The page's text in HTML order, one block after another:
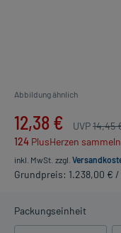
Abbildung ähnlich
12,38 € UVP14,45
124 PlusHerzen sammeln
inkl. MwSt. zzgl.
Grundpreis: 1.238,00 € /
Packungseinheit